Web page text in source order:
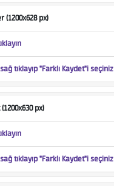
(1200x628 px)
tıklayıp "Farklı Kaydet"i seçiniz
px)
tıklayıp "Farklı Kaydet"i seçiniz